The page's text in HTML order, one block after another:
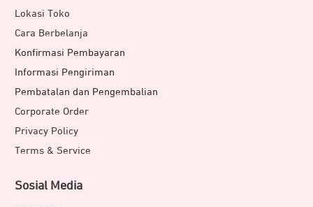
Lokasi Toko
Cara Berbelanja
Konfirmasi Pembayaran
Informasi Pengiriman
Pembatalan dan Pengembalian
Corporate Order
Privacy Policy
Terms & Service
Sosial Media